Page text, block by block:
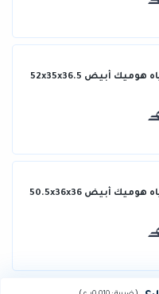
كرسي دورة مياه هوميك أبيض 52x35x36.5
كرسي دورة مياه هوميك أبيض 50.5x36x36